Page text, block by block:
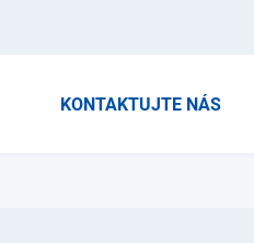
KONTAKTUJTE NÁS